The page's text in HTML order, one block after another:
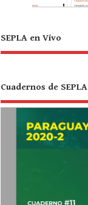
SEPLA en Vivo
Cuadernos de SEPLA